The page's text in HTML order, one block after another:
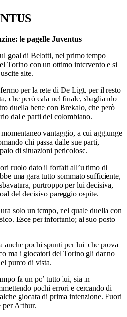
le pagelle Juventus
goal di Belotti, nel primo tempo
Torino con un ottimo intervento e si
alte.
per la rete di De Ligt, per il resto
che però cala nel finale, sbagliando
duella bene con Brekalo, che però
dalle parti del colombiano.
vantaggio, a cui aggiunge
chi passa dalle sue parti,
di situazioni pericolose.
ruolo dato il forfait all’ultimo di
una gara tutto sommato sufficiente,
purtroppo per lui decisiva,
del decisivo pareggio ospite.
solo un tempo, nel quale duella con
Esce per infortunio; al suo posto
anche pochi spunti per lui, che prova
ma i giocatori del Torino gli danno
punto di vista.
fa un po’ tutto lui, sia in
pochi errori e cercando di
giocata di prima intenzione. Fuori
per Arthur.